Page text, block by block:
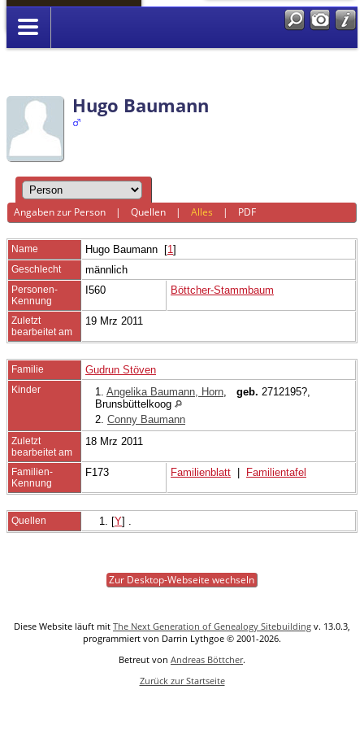
Anmelden
Hugo Baumann
Angaben zur Person |Quellen |Alles | PDF
Name Hugo Baumann [1 ]
Geschlecht männlich
Personen-
Kennung
I560 Böttcher-Stammbaum
Zuletzt
bearbeitet am
19 Mrz 2011
Familie Gudrun Stöven
Kinder 1. Angelika Baumann, Horn geb. 2712195?,
Brunsbüttelkoog
2. Conny Baumann
Zuletzt
bearbeitet am
18 Mrz 2011
Familien-
Kennung
F173 Familienblatt Familientafel
Quellen [Y] .
Zur Desktop-Webseite wechseln
Diese Website läuft mit The Next Generation of Genealogy Sitebuilding v. 13.0.3,
programmiert von Darrin Lythgoe © 2001-2026.
Betreut von Andreas Böttcher.
Zurück zur Startseite